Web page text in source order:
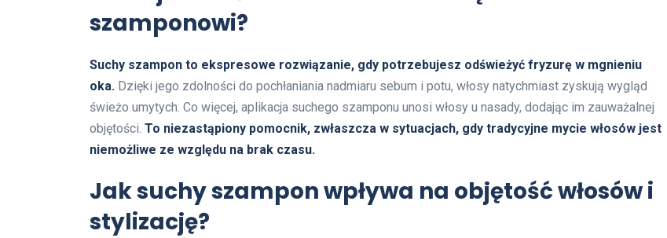
szamponowi?
Suchy szampon to ekspresowe rozwiązanie, gdy potrzebujesz odświeżyć fryzurę w mgnieniu
oka. Dzięki jego zdolności do pochłaniania nadmiaru sebum i potu, włosy natychmiast zyskują wygląd
świeżo umytych. Co więcej, aplikacja suchego szamponu unosi włosy u nasady, dodając im zauważalnej
objętości. To niezastąpiony pomocnik, zwłaszcza w sytuacjach, gdy tradycyjne mycie włosów jest
niemożliwe ze względu na brak czasu.
Jak suchy szampon wpływa na objętość włosów i
stylizację?